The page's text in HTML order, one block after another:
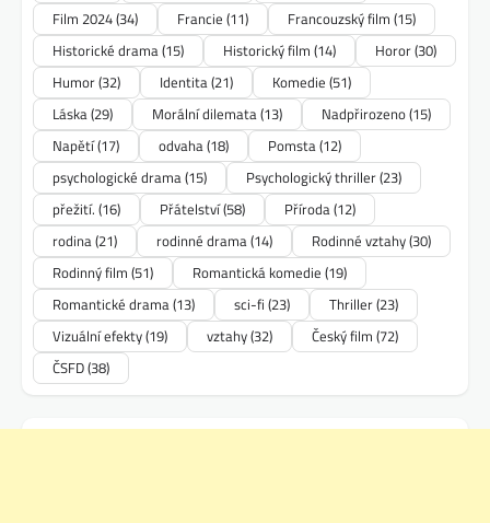
Film 2024(34) Francie (11) Francouzský film (15)
Historické drama(15) Historický film (14) Horor(30)
Humor(32) Identita(21) Komedie (51)
Láska(29) Morální dilemata(13) Nadpřirozeno(15)
Napětí(17) odvaha(18) Pomsta(12)
psychologické drama(15) Psychologický thriller(23)
přežití. (16) Přátelství(58) Příroda(12)
rodina(21) rodinné drama(14) Rodinné vztahy(30)
Rodinný film (51) Romantická komedie (19)
Romantické drama(13) sci-fi (23) Thriller(23)
Vizuální efekty(19) vztahy(32) Český film (72)
ČSFD(38)